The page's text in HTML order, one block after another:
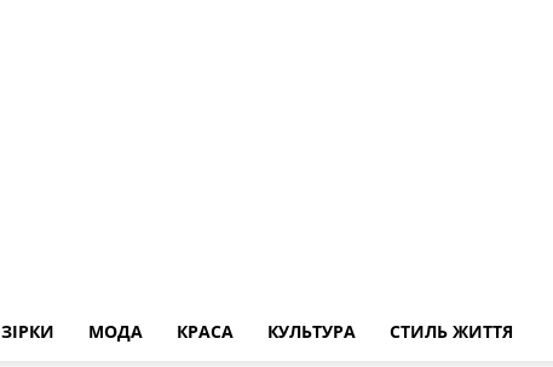
ЗІРКИ МОДА КРАСА КУЛЬТУРА СТИЛЬ ЖИТТЯ